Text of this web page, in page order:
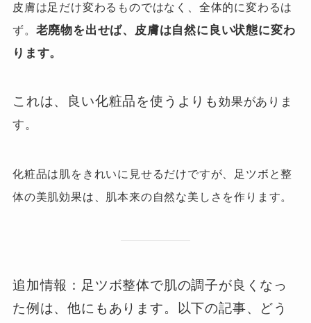
皮膚は足だけ変わるものではなく、 全体的に変わるは
ず。 老廃物を出せば、皮膚は自然に 良い状態に変わ
ります。
これは、良い化粧品を使うよりも効果がありま
す。
化粧品は肌をきれいに見せるだけですが、足ツボと整
体の美肌効果は、
肌本来の自然な美しさを作ります。
追加情報：足ツボ整体で肌の調子が良くなっ
た例は、他にもあります。以下の記事、どう